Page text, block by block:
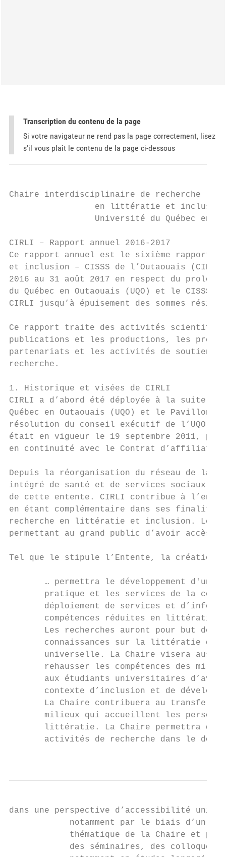
Transcription du contenu de la page
Si votre navigateur ne rend pas la page correctement, lisez
s'il vous plaît le contenu de la page ci-dessous
Chaire interdisciplinaire de recherche
en littératie et
Université du Québec en
CIRLI – Rapport annuel 2016-2017
Ce rapport annuel est le sixième
et inclusion – CISSS de l’Outaouais
2016 au 31 août 2017 en respect du
du Québec en Outaouais (UQO) et le
CIRLI jusqu’à épuisement des sommes
Ce rapport traite des activités
publications et les productions, les
partenariats et les activités de soutien
recherche.
1. Historique et visées de CIRLI
CIRLI a d’abord été déployée à la suite
Québec en Outaouais (UQO) et le
résolution du conseil exécutif de l’UQO
était en vigueur le 19 septembre 2011,
en continuité avec le Contrat
Depuis la réorganisation du réseau de la
intégré de santé et de services sociaux
de cette entente. CIRLI contribue à
en étant complémentaire dans ses finalités
recherche en littératie et inclusion. Le
permettant au grand public d’avoir accès
Tel que le stipule l’Entente, la création
… permettra le développement d'une
pratique et les services de la
déploiement de services et
       compétences réduites en littératie.
Les recherches auront pour but de
connaissances sur la littératie
universelle. La Chaire visera
rehausser les compétences des
aux étudiants universitaires
contexte d’inclusion et de
La Chaire contribuera au transfert
milieux qui accueillent les
littératie. La Chaire permettra
activités de recherche dans le
dans une perspective d’accessibilité
notamment par le biais d’un
thématique de la Chaire et
des séminaires, des